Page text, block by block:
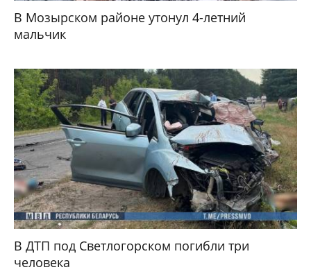
В Мозырском районе утонул 4-летний
мальчик
В ДТП под Светлогорском погибли три
человека